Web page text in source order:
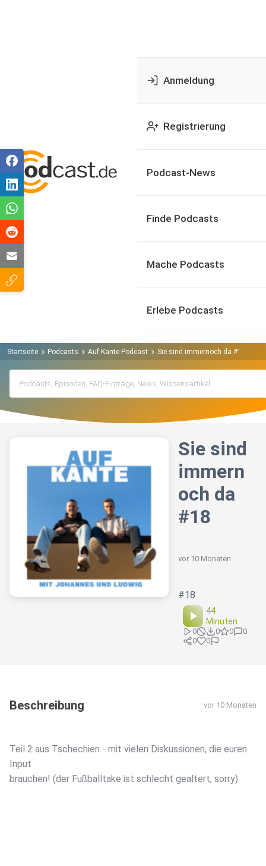
Anmeldung
Registrierung
Podcast-News
Finde Podcasts
Mache Podcasts
Erlebe Podcasts
Startseite Podcasts Auf Kante Podcast Sie sind immernoch da #18
Sie sind
immern
och da
#18
vor 10 Monaten
#18
44
Minuten
0 0 0
0
0
0
Beschreibung vor 10 Monaten
Teil 2 aus Tschechien - mit vielen Diskussionen, die euren
Input
brauchen! (der Fußballtake ist schlecht gealtert, sorry)